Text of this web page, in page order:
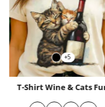
+5
T-Shirt Wine & Cats